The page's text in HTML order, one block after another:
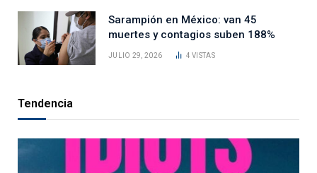
Sarampión en México: van 45
muertes y contagios suben 188%
JULIO 29, 2026 4VISTAS
Tendencia